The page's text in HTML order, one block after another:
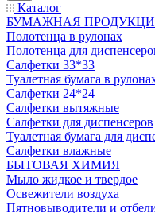
Каталог
БУМАЖНАЯ
Полотенца в рулонах
Полотенца для
Салфетки 33*33
Туалетная бумага в
Салфетки 24*24
Салфетки вытяжные
Салфетки для диспенсеров
Туалетная бумага для
Салфетки влажные
БЫТОВАЯ ХИМИЯ
Мыло жидкое и твердое
Освежители воздуха
Пятновыводители и